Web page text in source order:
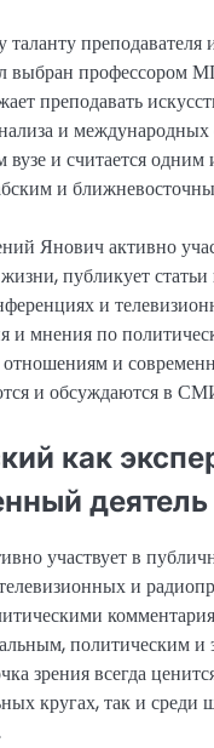
таланту преподавателя
выбран профессором
преподавать
и
и считается одним
и
Янович активно
публикует
и
и мнения по
и
и обсуждаются в
как
деятель
участвует в
и
политическим и
зрения всегда
кругах, так и среди